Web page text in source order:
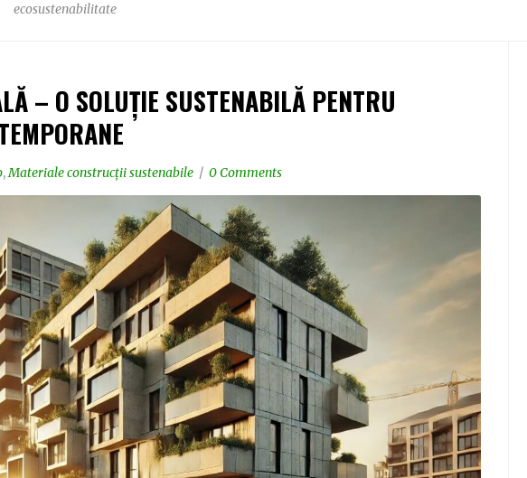
ecosustenabilitate
– O SOLUȚIE SUSTENABILĂ PENTRU
,Materiale construcții sustenabile 0 Comments